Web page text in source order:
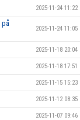
2025-11-24 11:22
på
2025-11-24 11:05
2025-11-18 20:04
2025-11-18 17:51
2025-11-15 15:23
2025-11-12 08:35
2025-11-07 09:46